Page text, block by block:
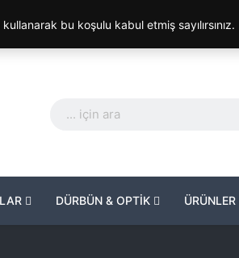
DÜRBÜN & OPTİK ÜRÜNLER
bu koşulu kabul etmiş sayılırsınız.